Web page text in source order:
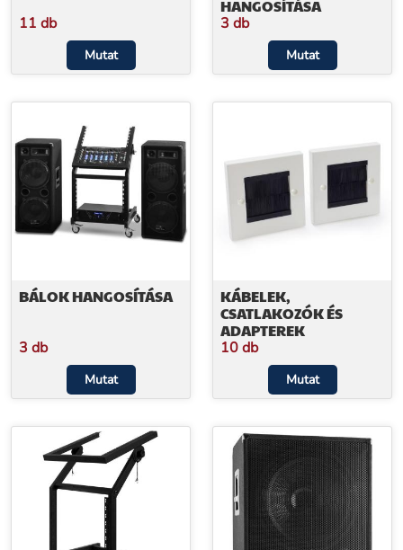
11 db
Mutat
HANGOSÍTÁSA
3 db
Mutat
BÁLOK HANGOSÍTÁSA
3 db
Mutat
KÁBELEK,
CSATLAKOZÓK ÉS
ADAPTEREK
10 db
Mutat